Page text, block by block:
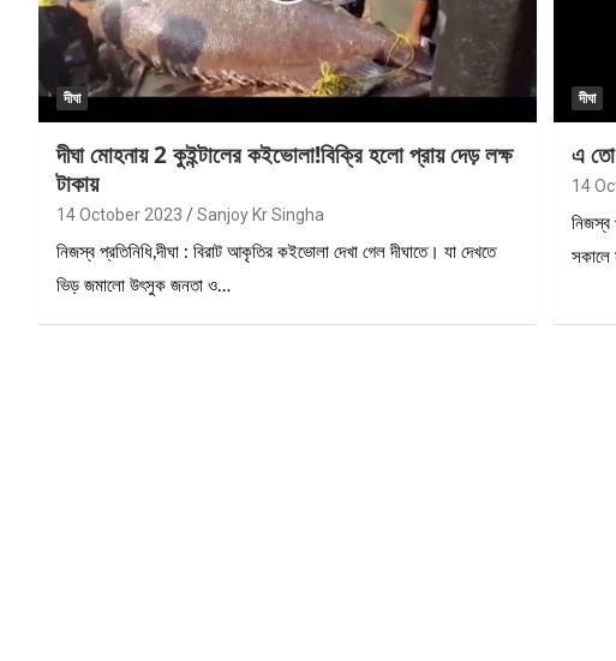
দীঘা
দীঘা মোহনায় 2 কুইন্টালের কইভোলা!বিক্রি হলো প্রায় দেড় লক্ষ
টাকায়
14 October 2023 Sanjoy Kr Singha
নিজস্ব প্রতিনিধি,দীঘা : বিরাট আকৃতির কইভোলা দেখা গেল দীঘাতে। যা দেখতে
ভিড় জমালো উৎসুক জনতা ও…
দীঘা
এ তো
14
নিজস্ব
সকালে